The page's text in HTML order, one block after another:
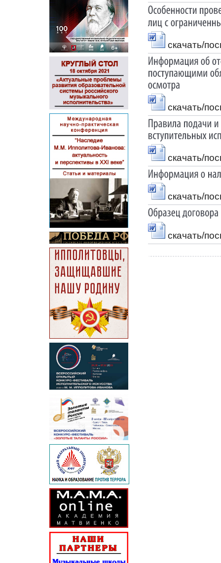
скачать/
скачать/
скачать/
скачать/
скачать/